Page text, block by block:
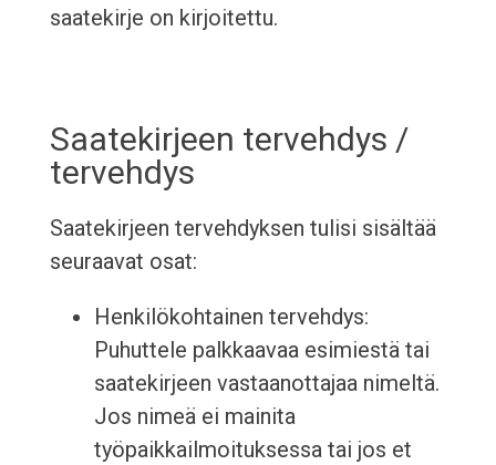
saatekirje on kirjoitettu.
Saatekirjeen tervehdys /
tervehdys
Saatekirjeen tervehdyksen tulisi sisältää
seuraavat osat:
Henkilökohtainen tervehdys:
Puhuttele palkkaavaa esimiestä tai
saatekirjeen vastaanottajaa nimeltä.
Jos nimeä ei mainita
työpaikkailmoituksessa tai jos et